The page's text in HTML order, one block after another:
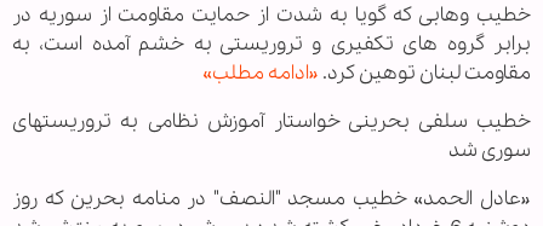
خطیب وهابی که گویا به شدت از حمایت مقاومت از سوریه در
برابر گروه های تکفیری و تروریستی به خشم آمده است، به
مقاومت لبنان توهین کرد. «ادامه مطلب»
خطیب سلفی بحرینی خواستار آموزش نظامی به تروریستهای
سوری شد
«عادل الحمد» خطیب مسجد "النصف" در منامه بحرین که روز